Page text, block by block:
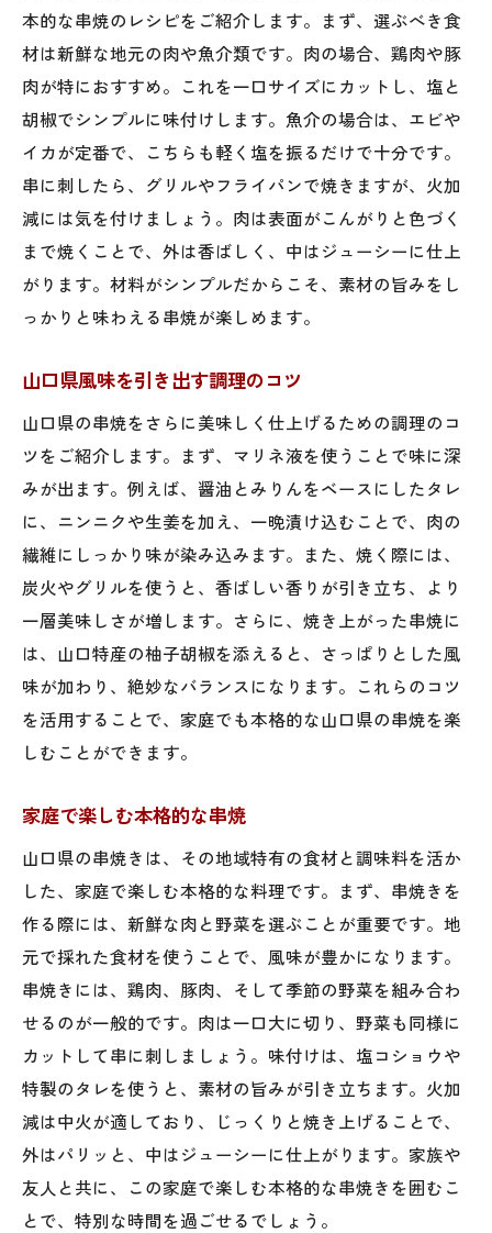
本的な串焼のレシピをご紹介します。まず、選ぶべき食
材は新鮮な地元の肉や魚介類です。肉の場合、鶏肉や豚
肉が特におすすめ。これを一口サイズにカットし、塩と
胡椒でシンプルに味付けします。魚介の場合は、エビや
イカが定番で、こちらも軽く塩を振るだけで十分です。
串に刺したら、グリルやフライパンで焼きますが、火加
減には気を付けましょう。肉は表面がこんがりと色づく
まで焼くことで、外は香ばしく、中はジューシーに仕上
がります。材料がシンプルだからこそ、素材の旨みをし
っかりと味わえる串焼が楽しめます。
山口県風味を引き出す調理のコツ
山口県の串焼をさらに美味しく仕上げるための調理のコ
ツをご紹介します。まず、マリネ液を使うことで味に深
みが出ます。例えば、醤油とみりんをベースにしたタレ
に、ニンニクや生姜を加え、一晩漬け込むことで、肉の
繊維にしっかり味が染み込みます。また、焼く際には、
炭火やグリルを使うと、香ばしい香りが引き立ち、より
一層美味しさが増します。さらに、焼き上がった串焼に
は、山口特産の柚子胡椒を添えると、さっぱりとした風
味が加わり、絶妙なバランスになります。これらのコツ
を活用することで、家庭でも本格的な山口県の串焼を楽
しむことができます。
家庭で楽しむ本格的な串焼
山口県の串焼きは、その地域特有の食材と調味料を活か
した、家庭で楽しむ本格的な料理です。まず、串焼きを
作る際には、新鮮な肉と野菜を選ぶことが重要です。地
元で採れた食材を使うことで、風味が豊かになります。
串焼きには、鶏肉、豚肉、そして季節の野菜を組み合わ
せるのが一般的です。肉は一口大に切り、野菜も同様に
カットして串に刺しましょう。味付けは、塩コショウや
特製のタレを使うと、素材の旨みが引き立ちます。火加
減は中火が適しており、じっくりと焼き上げることで、
外はパリッと、中はジューシーに仕上がります。家族や
友人と共に、この家庭で楽しむ本格的な串焼きを囲むこ
とで、特別な時間を過ごせるでしょう。